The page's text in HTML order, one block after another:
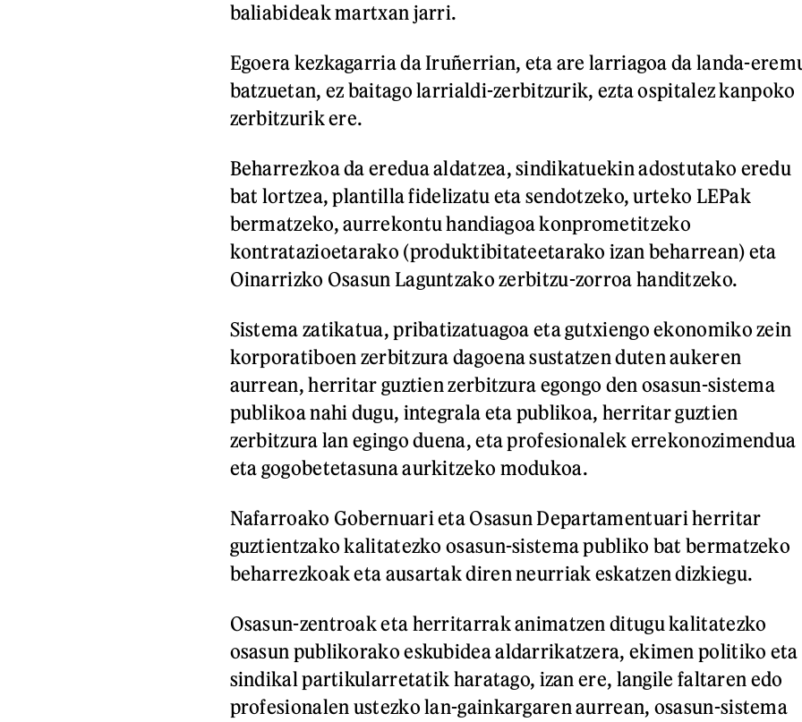
baliabideak martxan jarri.
Egoera kezkagarria da Iruñerrian, eta are larriagoa da landa-
batzuetan, ez baitago larrialdi-zerbitzurik, ezta ospitalez kanpoko
zerbitzurik ere.
Beharrezkoa da eredua aldatzea, sindikatuekin adostutako eredu
bat lortzea, plantilla fidelizatu eta sendotzeko, urteko LEPak
bermatzeko, aurrekontu handiagoa konprometitzeko
kontratazioetarako (produktibitateetarako izan beharrean) eta
Oinarrizko Osasun Laguntzako zerbitzu-zorroa handitzeko.
Sistema zatikatua, pribatizatuagoa eta gutxiengo ekonomiko zein
korporatiboen zerbitzura dagoena sustatzen duten aukeren
aurrean, herritar guztien zerbitzura egongo den osasun-sistema
publikoa nahi dugu, integrala eta publikoa, herritar guztien
zerbitzura lan egingo duena, eta profesionalek errekonozimendua
eta gogobetetasuna aurkitzeko modukoa.
Nafarroako Gobernuari eta Osasun Departamentuari herritar
guztientzako kalitatezko osasun-sistema publiko bat bermatzeko
beharrezkoak eta ausartak diren neurriak eskatzen dizkiegu.
Osasun-zentroak eta herritarrak animatzen ditugu kalitatezko
osasun publikorako eskubidea aldarrikatzera, ekimen politiko eta
sindikal partikularretatik haratago, izan ere, langile faltaren edo
profesionalen ustezko lan-gainkargaren aurrean, osasun-sistema